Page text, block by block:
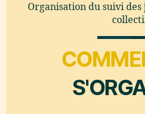
Organisation du suivi